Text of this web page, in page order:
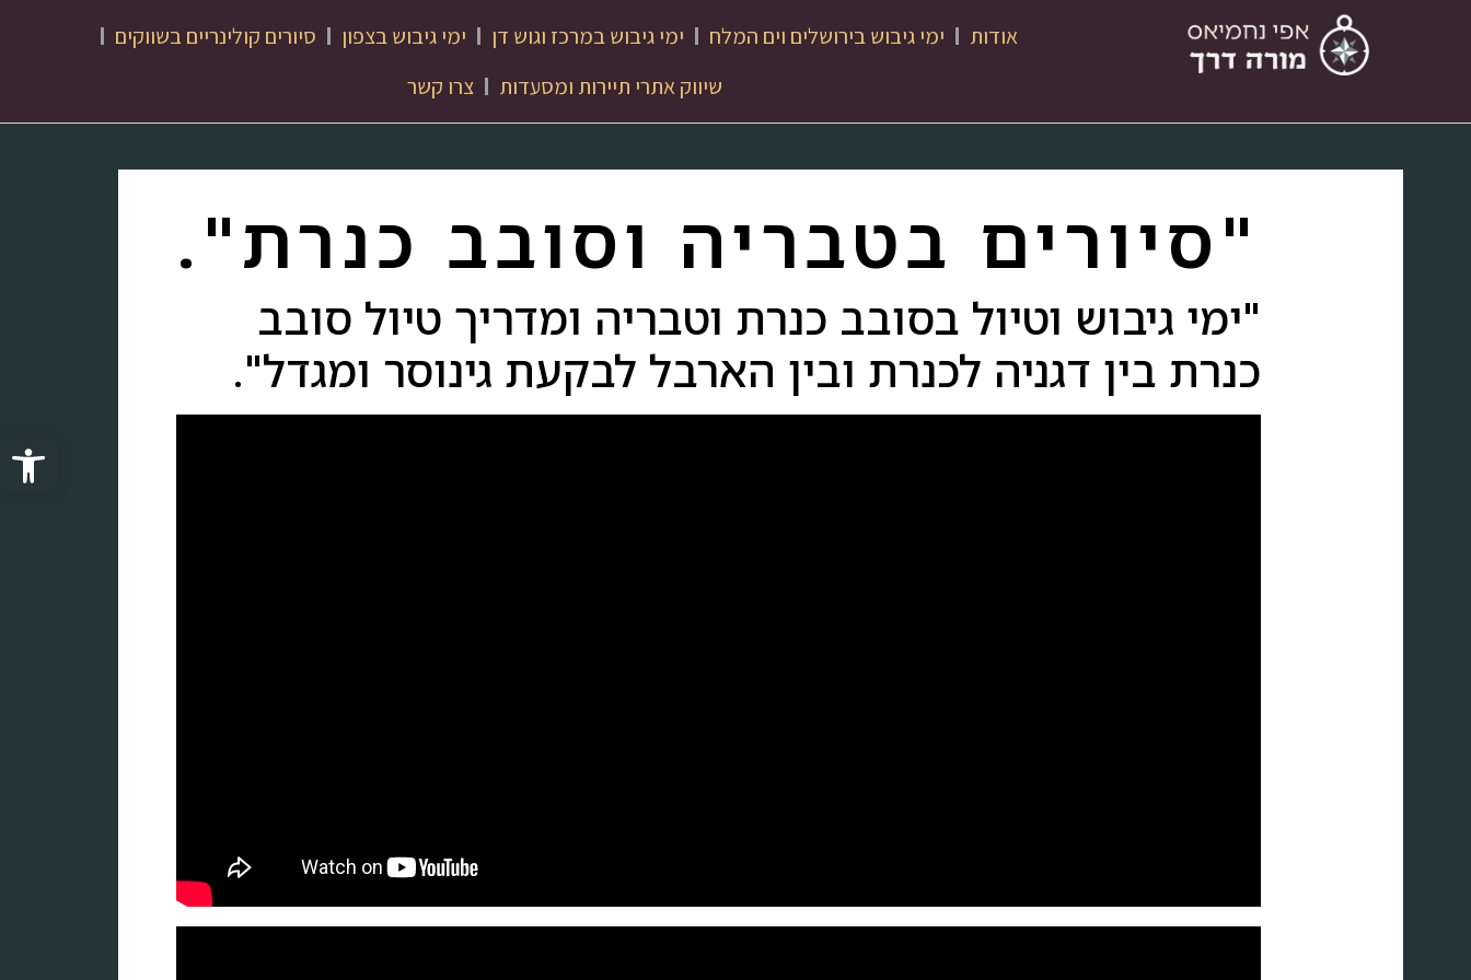
פתח
אודות ימי גיבוש בירושלים וים המלח ימי גיבוש במרכז וגוש דן ימי גיבוש בצפון
סיורים קולינריים בשווקים
שיווק אתרי תיירות ומסעדות
צרו קשר
"סיורים בטבריה וסובב כנרת".
"ימי גיבוש וטיול בסובב כנרת וטבריה ומדריך טיול סובב
כנרת בין דגניה לכנרת ובין הארבל לבקעת גינוסר ומגדל".